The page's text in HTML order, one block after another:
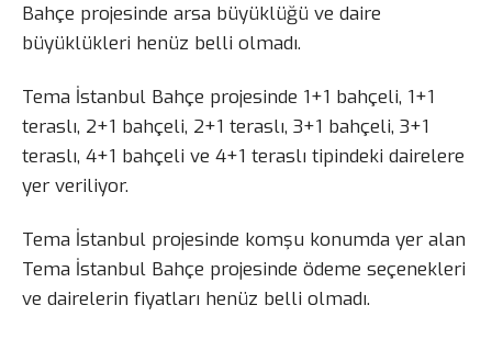
Bahçe projesinde arsa büyüklüğü ve daire
büyüklükleri henüz belli olmadı.
Tema İstanbul Bahçe projesinde 1+1 bahçeli, 1+1
teraslı, 2+1 bahçeli, 2+1 teraslı, 3+1 bahçeli, 3+1
teraslı, 4+1 bahçeli ve 4+1 teraslı tipindeki dairelere
yer veriliyor.
Tema İstanbul projesinde komşu konumda yer alan
Tema İstanbul Bahçe projesinde ödeme seçenekleri
ve dairelerin fiyatları henüz belli olmadı.